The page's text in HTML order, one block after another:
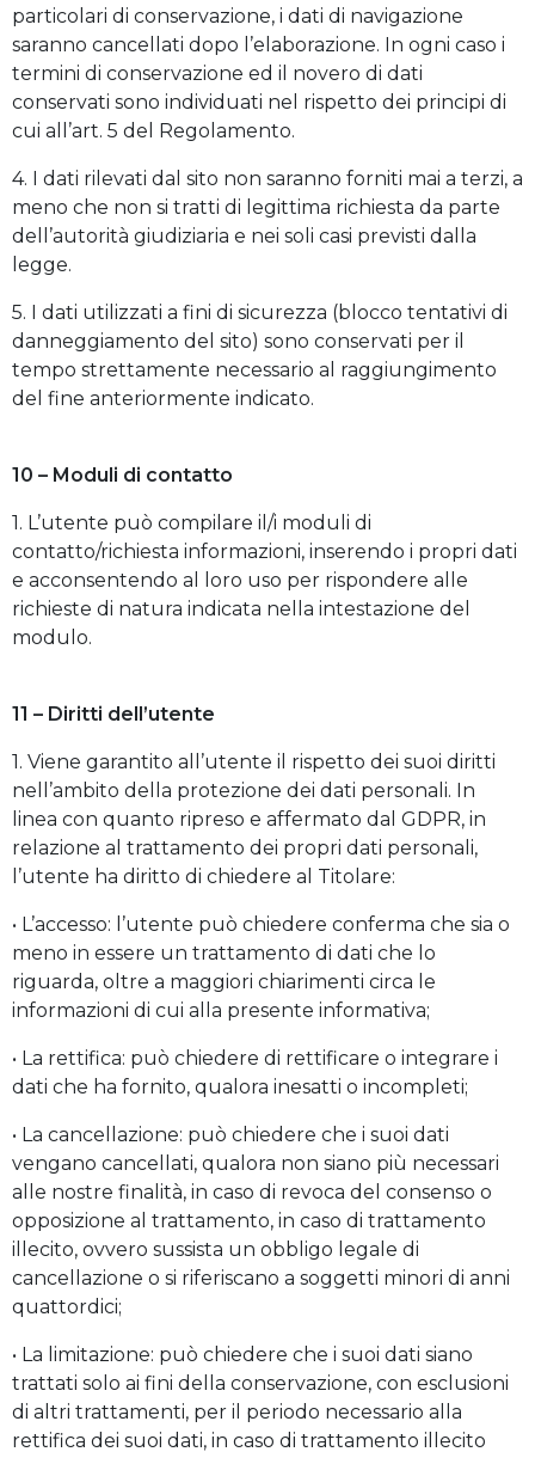
particolari di conservazione, i dati di navigazione
saranno cancellati dopo l’elaborazione. In ogni caso i
termini di conservazione ed il novero di dati
conservati sono individuati nel rispetto dei principi di
cui all’art. 5 del Regolamento.
4. I dati rilevati dal sito non saranno forniti mai a terzi, a
meno che non si tratti di legittima richiesta da parte
dell’autorità giudiziaria e nei soli casi previsti dalla
legge.
5. I dati utilizzati a fini di sicurezza (blocco tentativi di
danneggiamento del sito) sono conservati per il
tempo strettamente necessario al raggiungimento
del fine anteriormente indicato.
10 – Moduli di contatto
1. L’utente può compilare il/i moduli di
contatto/richiesta informazioni, inserendo i propri dati
e acconsentendo al loro uso per rispondere alle
richieste di natura indicata nella intestazione del
modulo.
11 – Diritti dell’utente
1. Viene garantito all’utente il rispetto dei suoi diritti
nell’ambito della protezione dei dati personali. In
linea con quanto ripreso e affermato dal GDPR, in
relazione al trattamento dei propri dati personali,
l’utente ha diritto di chiedere al Titolare:
• L’accesso: l’utente può chiedere conferma che sia o
meno in essere un trattamento di dati che lo
riguarda, oltre a maggiori chiarimenti circa le
informazioni di cui alla presente informativa;
• La rettifica: può chiedere di rettificare o integrare i
dati che ha fornito, qualora inesatti o incompleti;
• La cancellazione: può chiedere che i suoi dati
vengano cancellati, qualora non siano più necessari
alle nostre finalità, in caso di revoca del consenso o
opposizione al trattamento, in caso di trattamento
illecito, ovvero sussista un obbligo legale di
cancellazione o si riferiscano a soggetti minori di anni
quattordici;
• La limitazione: può chiedere che i suoi dati siano
trattati solo ai fini della conservazione, con esclusioni
di altri trattamenti, per il periodo necessario alla
rettifica dei suoi dati, in caso di trattamento illecito